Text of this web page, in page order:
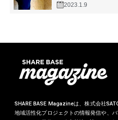
2023.1.9
SHARE BASE Magazineは、株式会社
地域活性化プロジェクトの情報発信や、